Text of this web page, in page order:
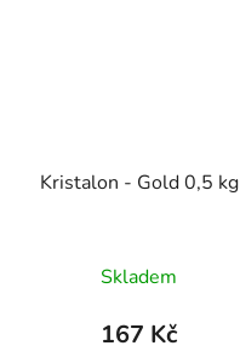
Kristalon - Gold 0,5 kg
Skladem
167 Kč